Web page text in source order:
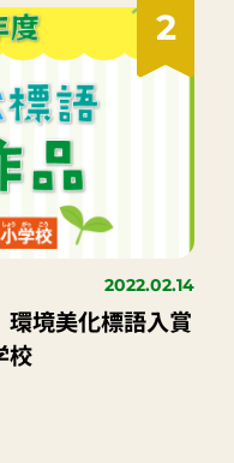
2
2022.02.14
環境美化標語入賞
校